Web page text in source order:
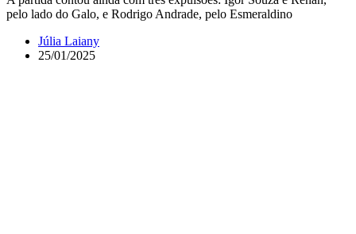
pelo lado do Galo, e Rodrigo Andrade, pelo Esmeraldino
Júlia Laiany
25/01/2025